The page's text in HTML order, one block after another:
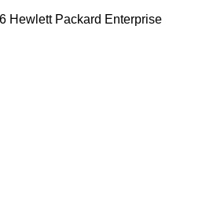
Hewlett Packard Enterprise